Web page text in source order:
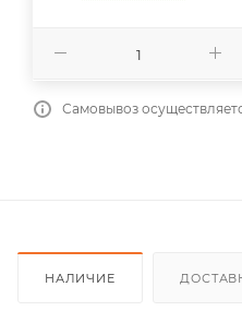
Самовывоз
НАЛИЧИЕ